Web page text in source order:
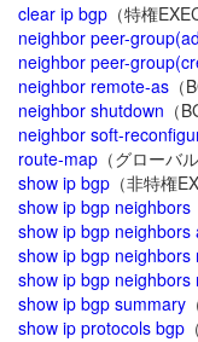
clear ip bgp （特権
neighbor peer-
neighbor peer-
neighbor remote-as （
neighbor shutdown （
neighbor soft-
route-map （グローバ
show ip bgp （非特権
show ip bgp neighbors
show ip bgp
show ip bgp neighbors
show ip bgp neighbors
show ip bgp summary
show ip protocols bgp